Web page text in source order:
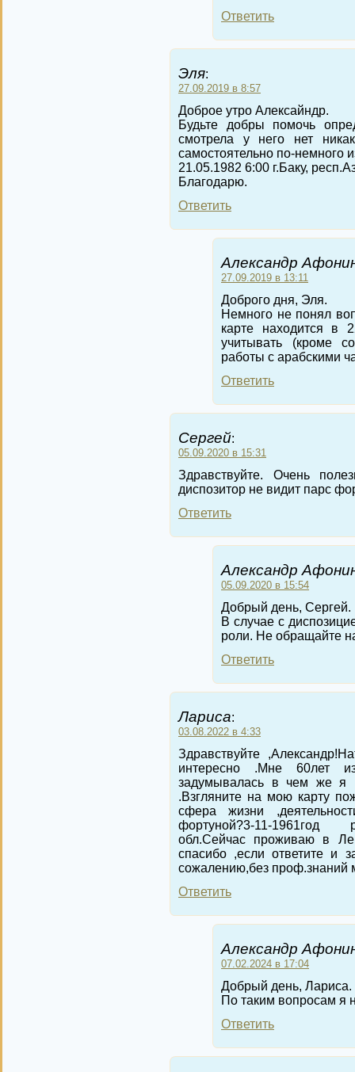
Ответить
Эля:
27.09.2019 в 8:57
Доброе утро Алексайндр.
Будьте добры помочь
смотрела у него нет
самостоятельно по-немного
21.05.1982 6:00 г.Баку,
Благодарю.
Ответить
Александр
27.09.2019 в 13:11
Доброго дня, Эля.
Немного не понял
карте находится в
учитывать (кроме
работы с арабскими
Ответить
Сергей:
05.09.2020 в 15:31
Здравствуйте. Очень
диспозитор не видит парс
Ответить
Александр
05.09.2020 в 15:54
Добрый день, Сергей.
В случае с
роли. Не обращайте
Ответить
Лариса:
03.08.2022 в 4:33
Здравствуйте
интересно .Мне 60лет
задумывалась в чем же я
.Взгляните на мою карту
сфера жизни
фортуной?3-11-1961год
обл.Сейчас проживаю в
спасибо ,если ответите и
сожалению,без проф.знаний
Ответить
Александр
07.02.2024 в 17:04
Добрый день, Лариса.
По таким вопросам я
Ответить